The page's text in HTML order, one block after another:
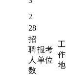
2
28
招
聘
人
数
报考
单位
工
作
地